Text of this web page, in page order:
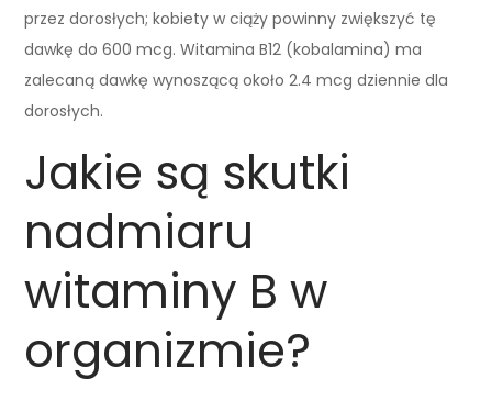
przez dorosłych; kobiety w ciąży powinny zwiększyć tę
dawkę do 600 mcg. Witamina B12 (kobalamina) ma
zalecaną dawkę wynoszącą około 2.4 mcg dziennie dla
dorosłych.
Jakie są skutki
nadmiaru
witaminy B w
organizmie?